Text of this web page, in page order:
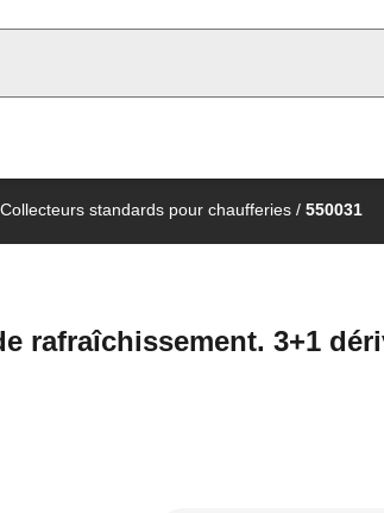
Collecteurs standards pour chaufferies / 550031
rafraîchissement. 3+1